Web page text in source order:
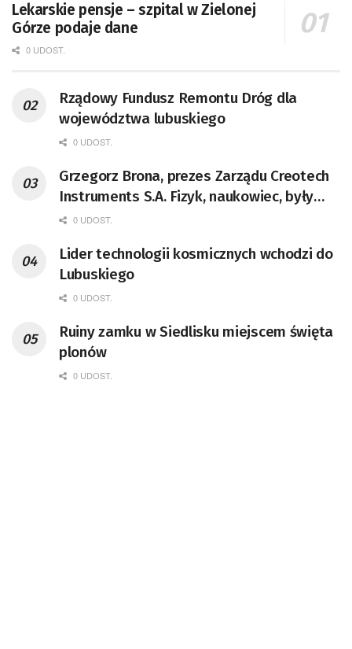
Lekarskie pensje – szpital w Zielonej
Górze podaje dane
0 UDOST.
Rządowy Fundusz Remontu Dróg dla
województwa lubuskiego
0 UDOST.
Grzegorz Brona, prezes Zarządu Creotech
Instruments S.A. Fizyk, naukowiec, były
pracownik CERN w Genewie,
doktor habilitowany nauk fizycznych,
koordynator Rady Sektorowej ds.
Kompetencji Przemysłu Lotniczo-
Badań Kosmicznych i Satelitarnych PAN.
0 UDOST.
Lider technologii kosmicznych wchodzi do
Lubuskiego
0 UDOST.
Ruiny zamku w Siedlisku miejscem święta
plonów
0 UDOST.